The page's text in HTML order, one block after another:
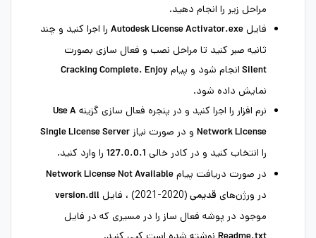
مراحل زیر را انجام دهید.
فایل Autodesk License Activator.exe را اجرا کنید و چند
ثانیه صبر کنید تا مراحل نصب و فعال سازی بصورت
Silent انجام شود و پیام Cracking Complete. Enjoy
نمایش داده شود.
نرم افزار را اجرا کنید و در پنجره فعال سازی گزینه Use A
Network License و در صورت نیاز Single License Server
را انتخاب کنید و در کادر خالی 127.0.0.1 را وارد کنید.
در صورت دریافت پیام Network License Not Available
در ورژن‌های ‌قدیمی (2020-2021) ، فایل version.dll
موجود در پوشه فعال ساز را در مسیری که در فایل